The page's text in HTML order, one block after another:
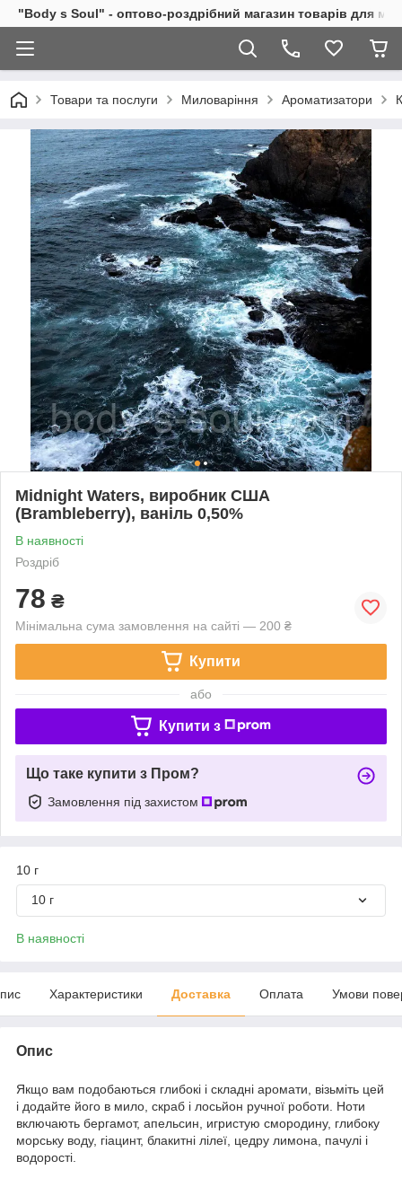
"Body s Soul" - оптово-роздрібний магазин товарів для
Товари та послуги Миловаріння Ароматизатори
Midnight Waters, виробник США
(Brambleberry), ваніль 0,50%
В наявності
Роздріб
78 ₴
Мінімальна сума замовлення на сайті — 200 ₴
Купити
або
Купити з
Що таке купити з Пром?
Замовлення під захистом
10 г
10 г
В наявності
Характеристики Доставка Оплата Умови
Опис
Якщо вам подобаються глибокі і складні аромати, візьміть цей
і додайте його в мило, скраб і лосьйон ручної роботи. Ноти
включають бергамот, апельсин, игристую смородину, глибоку
морську воду, гіацинт, блакитні лілеї, цедру лимона, пачулі і
водорості.